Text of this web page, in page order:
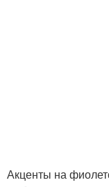
Акценты на